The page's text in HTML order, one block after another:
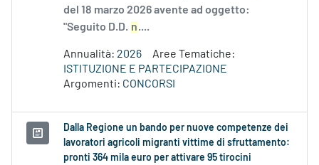
del 18 marzo 2026 avente ad oggetto:
"Seguito D.D. n....
Annualità: 2026
Aree Tematiche:
ISTITUZIONE E PARTECIPAZIONE
Argomenti: CONCORSI
Dalla Regione un bando per nuove competenze dei
lavoratori agricoli migranti vittime di sfruttamento:
pronti 364 mila euro per attivare 95 tirocini